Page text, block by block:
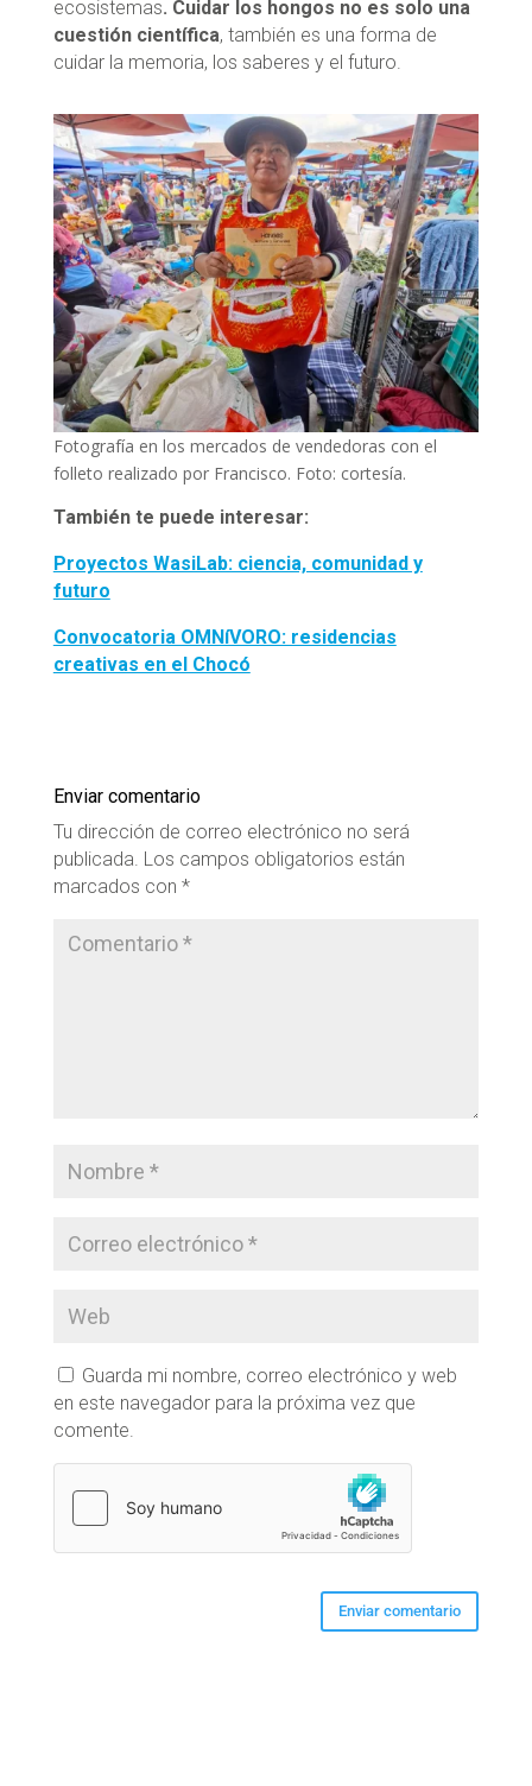
ecosistemas. Cuidar los hongos no es solo una
cuestión científica, también es una forma de
cuidar la memoria, los saberes y el futuro.
Fotografía en los mercados de vendedoras con el
folleto realizado por Francisco. Foto: cortesía.
También te puede interesar:
Proyectos WasiLab: ciencia, comunidad y
futuro
Convocatoria OMNíVORO: residencias
creativas en el Chocó
Enviar comentario
Tu dirección de correo electrónico no será
publicada. Los campos obligatorios están
marcados con *
Guarda mi nombre, correo electrónico y web
en este navegador para la próxima vez que
comente.